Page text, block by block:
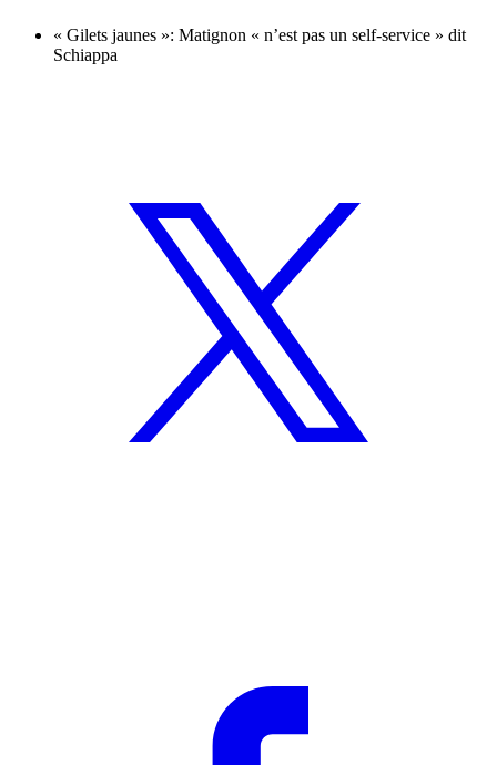
« Gilets jaunes »: Matignon « n’est pas un self-service » dit
Schiappa